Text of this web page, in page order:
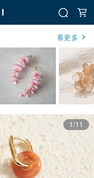
看更多
1/11